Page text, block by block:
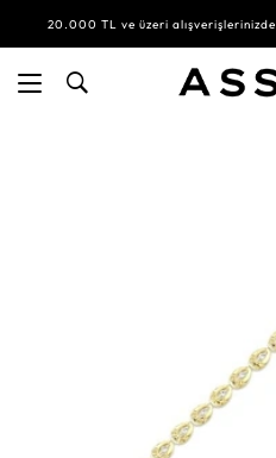
20.000 TL ve üzeri alışverişlerinizde